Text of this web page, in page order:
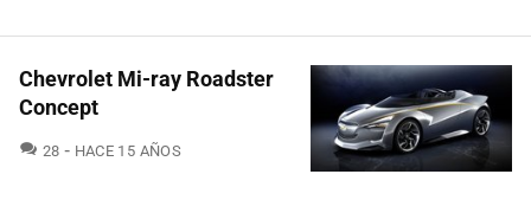
Chevrolet Mi-ray Roadster
Concept
28 COMENTARIOS
HACE 15 AÑOS